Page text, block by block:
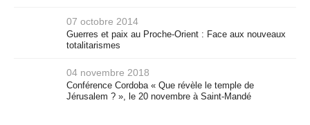
07 octobre 2014
Guerres et paix au Proche-Orient : Face aux nouveaux
totalitarismes
04 novembre 2018
Conférence Cordoba « Que révèle le temple de
Jérusalem ? », le 20 novembre à Saint-Mandé